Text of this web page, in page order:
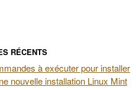
RÉCENTS
à exécuter pour installer
nouvelle installation Linux Mint